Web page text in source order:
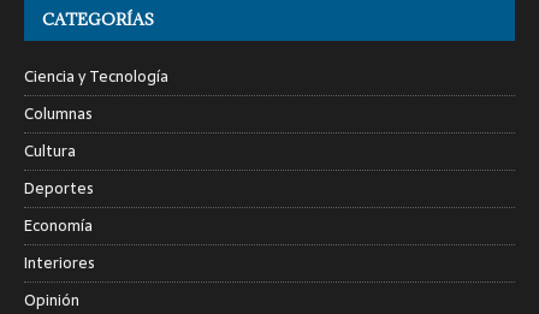
CATEGORÍAS
Ciencia y Tecnología
Columnas
Cultura
Deportes
Economía
Interiores
Opinión